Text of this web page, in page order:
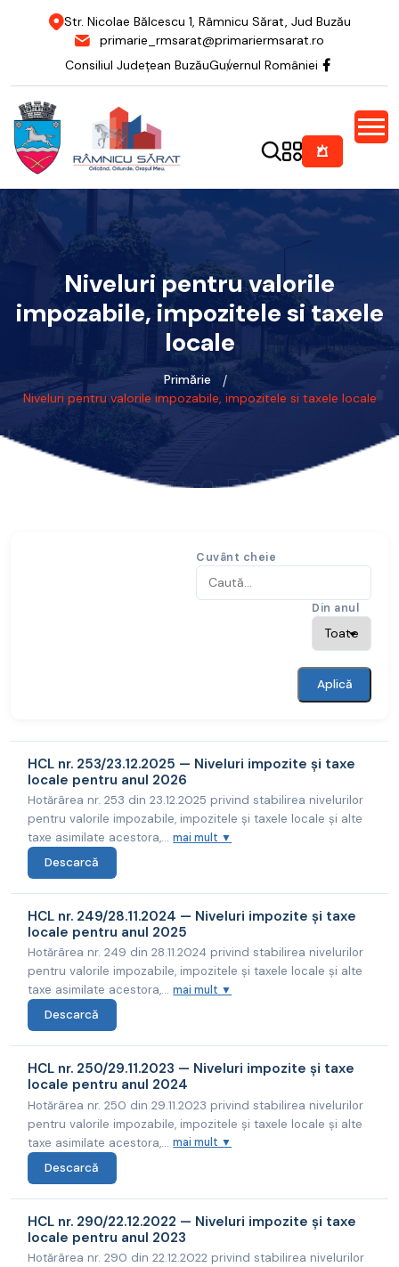
Str. Nicolae Bălcescu 1, Râmnicu Sărat, Jud Buzău
primarie_rmsarat@primariermsarat.ro
Consiliul Județean BuzăuGuvernul României
Niveluri pentru valorile
impozabile, impozitele si taxele
locale
Primărie
Niveluri pentru valorile impozabile, impozitele si taxele locale
Cuvânt cheie
Din anul
Aplică
HCL nr. 253/23.12.2025 — Niveluri impozite și taxe
locale pentru anul 2026
Hotărârea nr. 253 din 23.12.2025 privind stabilirea nivelurilor
pentru valorile impozabile, impozitele și taxele locale și alte
taxe asimilate acestora,...mai mult ▼
Descarcă
HCL nr. 249/28.11.2024 — Niveluri impozite și taxe
locale pentru anul 2025
Hotărârea nr. 249 din 28.11.2024 privind stabilirea nivelurilor
pentru valorile impozabile, impozitele și taxele locale și alte
taxe asimilate acestora,...mai mult ▼
Descarcă
HCL nr. 250/29.11.2023 — Niveluri impozite și taxe
locale pentru anul 2024
Hotărârea nr. 250 din 29.11.2023 privind stabilirea nivelurilor
pentru valorile impozabile, impozitele și taxele locale și alte
taxe asimilate acestora,...mai mult ▼
Descarcă
HCL nr. 290/22.12.2022 — Niveluri impozite și taxe
locale pentru anul 2023
Hotărârea nr. 290 din 22.12.2022 privind stabilirea nivelurilor